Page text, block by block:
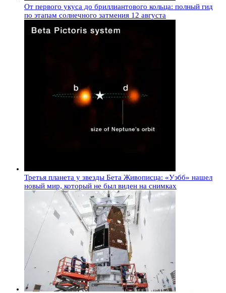
От первого укуса до бриллиантового кольца: полный гид
по этапам солнечного затмения 12 августа
Третья планета у звезды Бета Живописца: «Уэбб» нашел
новый мир, который не был виден на снимках